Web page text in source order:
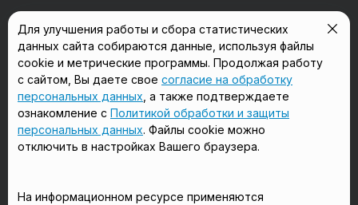
в Сергиевом Посаде в Люберцах
в Красногорске в Королёве
в Домодедово в Щёлково
Мы в соцсетях
Для улучшения работы и сбора статистических
данных сайта собираются данные, используя файлы
cookie и метрические программы. Продолжая работу
с сайтом, Вы даете свое согласие на обработку
персональных данных , а также подтверждаете
ознакомление с Политикой обработки и защиты
персональных данных. Файлы cookie можно
отключить в настройках Вашего браузера.
На информационном ресурсе применяются